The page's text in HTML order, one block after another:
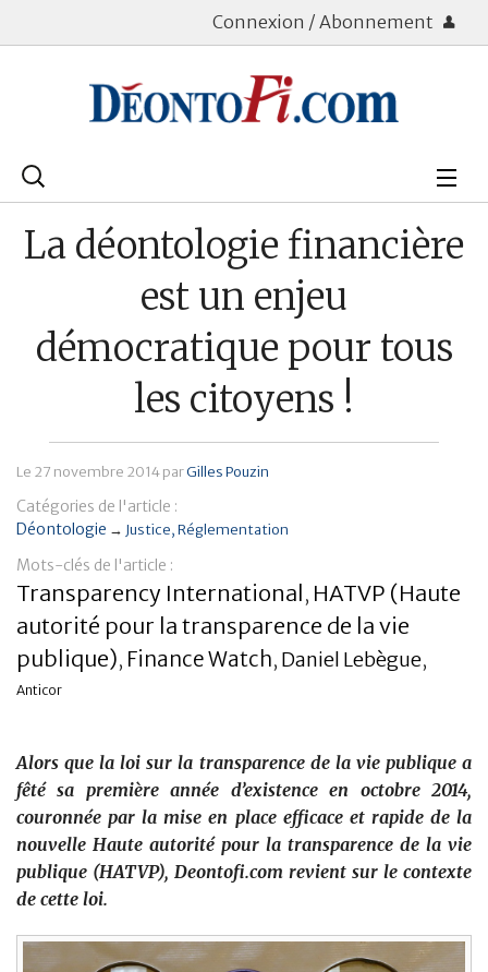
Connexion / Abonnement
Rechercher
Déontologie
Immobilier
Banque
La déontologie financière
est un enjeu
démocratique pour tous
les citoyens !
Le 27 novembre 2014parGilles Pouzin
Catégories de l'article :
Déontologie → Justice Réglementation
Mots-clés de l'article :
Transparency International , HATVP (Haute
autorité pour la transparence de la vie
publique), Finance Watch, Daniel Lebègue,
Anticor
Alors que la loi sur la transparence de la vie publique a
fêté sa première année d’existence en octobre 2014,
couronnée par la mise en place efficace et rapide de la
nouvelle Haute autorité pour la transparence de la vie
publique (HATVP), Deontofi.com revient sur le contexte
de cette loi.